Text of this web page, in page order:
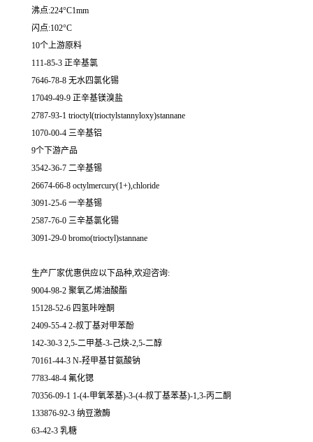
沸点:224°C1mm
闪点:102°C
10个上游原料
111-85-3 正辛基氯
7646-78-8 无水四氯化锡
17049-49-9 正辛基镁溴盐
2787-93-1 trioctyl(trioctylstannyloxy)stannane
1070-00-4 三辛基铝
9个下游产品
3542-36-7 二辛基锡
26674-66-8 octylmercury(1+),chloride
3091-25-6 一辛基锡
2587-76-0 三辛基氯化锡
3091-29-0 bromo(trioctyl)stannane
生产厂家优惠供应以下品种,欢迎咨询:
9004-98-2 聚氧乙烯油酸酯
15128-52-6 四氢咔唑酮
2409-55-4 2-叔丁基对甲苯酚
142-30-3 2,5-二甲基-3-己炔-2,5-二醇
70161-44-3 N-羟甲基甘氨酸钠
7783-48-4 氟化锶
70356-09-1 1-(4-甲氧苯基)-3-(4-叔丁基苯基)-1,3-丙二酮
133876-92-3 纳豆激酶
63-42-3 乳糖